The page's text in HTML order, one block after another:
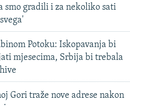
smo gradili i za nekoliko sati
Potoku: Iskopavanja bi
mjesecima, Srbija bi trebala
Gori traže nove adrese nakon